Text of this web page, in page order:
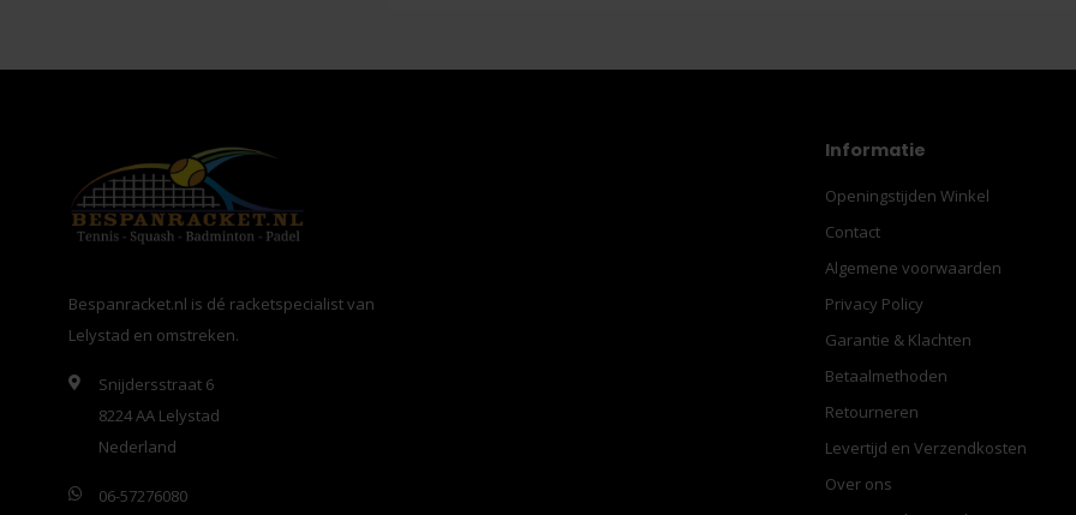
Bespanracket.nl is dé racketspecialist van
Lelystad en omstreken.
Snijdersstraat 6
8224 AA Lelystad
Nederland
06-57276080
Informatie
Openingstijden Winkel
Contact
Algemene voorwaarden
Privacy Policy
Garantie & Klachten
Betaalmethoden
Retourneren
Levertijd en Verzendkosten
Over ons